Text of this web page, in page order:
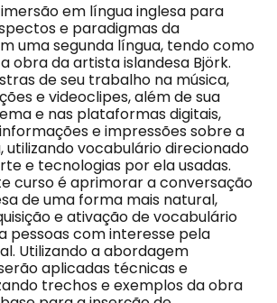
em língua inglesa para
e paradigmas da
uma segunda língua, tendo como
obra da artista islandesa Björk.
de seu trabalho na música,
e videoclipes, além de sua
e nas plataformas digitais,
e impressões sobre a
utilizando vocabulário direcionado
e tecnologias por ela usadas.
curso é aprimorar a conversação
de uma forma mais natural,
e ativação de vocabulário
pessoas com interesse pela
Utilizando a abordagem
aplicadas técnicas e
trechos e exemplos da obra